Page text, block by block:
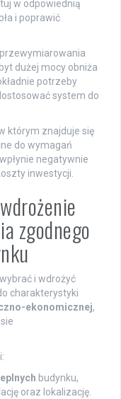
w odpowiednią
i poprawić
dużej mocy obniża
potrzeby
system do
którym znajduje się
do wymagań
negatywnie
inwestycji.
zgodnego
i wdrożyć
charakterystyki
ekonomicznej,
budynku,
oraz lokalizację.